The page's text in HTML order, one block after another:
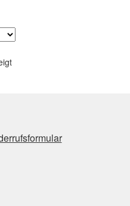
Nach